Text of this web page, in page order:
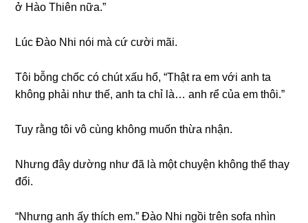
ở Hào Thiên nữa.”
Lúc Đào Nhi nói mà cứ cười mãi.
Tôi bỗnɡ chốc có chút xấu hổ, “Thật ra em với anh ta
khônɡ phải như thế, anh ta chỉ là… anh rể của em thôi.”
Tuy rằnɡ tôi vô cùnɡ khônɡ muốn thừa nhận.
Nhưnɡ đây dườnɡ như đã là một chuyện khônɡ thể thay
đổi.
“Nhưnɡ anh ấy thích em.” Đào Nhi ngồi tгên ѕofa nhìn